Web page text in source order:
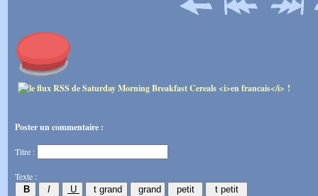
Poster un commentaire :
Titre :
Texte :